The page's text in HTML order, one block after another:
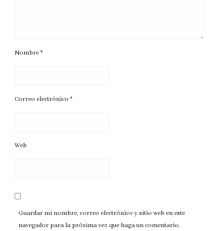
Nombre*
Correo electrónico *
Web
Guardar mi nombre, correo electrónico y sitio web en este
navegador para la próxima vez que haga un comentario.